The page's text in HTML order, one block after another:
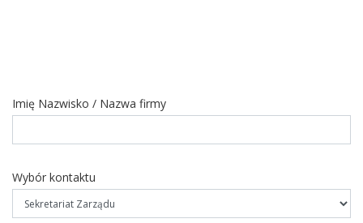
Imię Nazwisko / Nazwa firmy
Wybór kontaktu